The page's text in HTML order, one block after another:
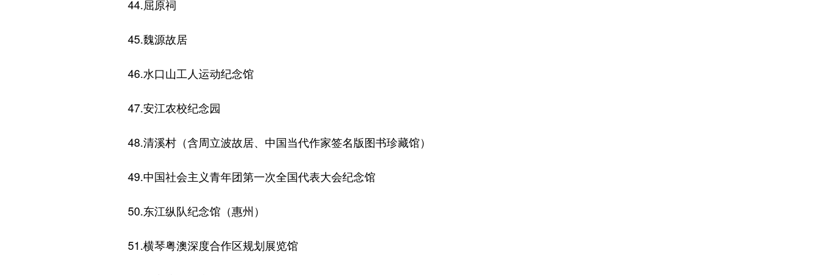
44.屈原祠
45.魏源故居
46.水口山工人运动纪念馆
47.安江农校纪念园
48.清溪村（含周立波故居、中国当代作家签名版图书珍藏馆）
49.中国社会主义青年团第一次全国代表大会纪念馆
50.东江纵队纪念馆（惠州）
51.横琴粤澳深度合作区规划展览馆